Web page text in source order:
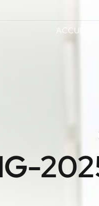
ACCUEIL